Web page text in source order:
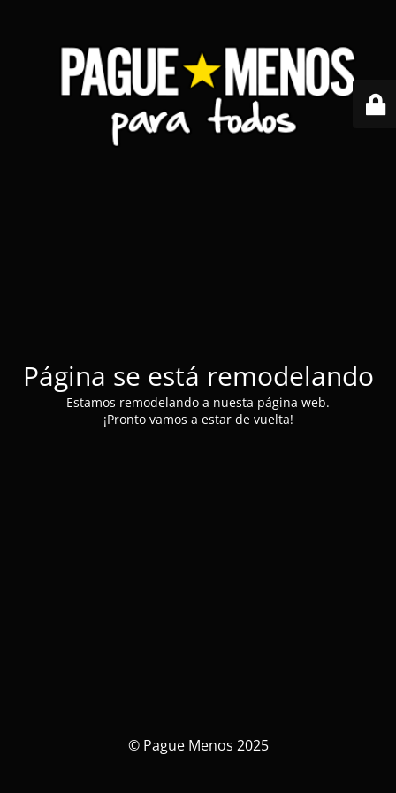
Página se está remodelando
Estamos remodelando a nuesta página web.
¡Pronto vamos a estar de vuelta!
© Pague Menos 2025